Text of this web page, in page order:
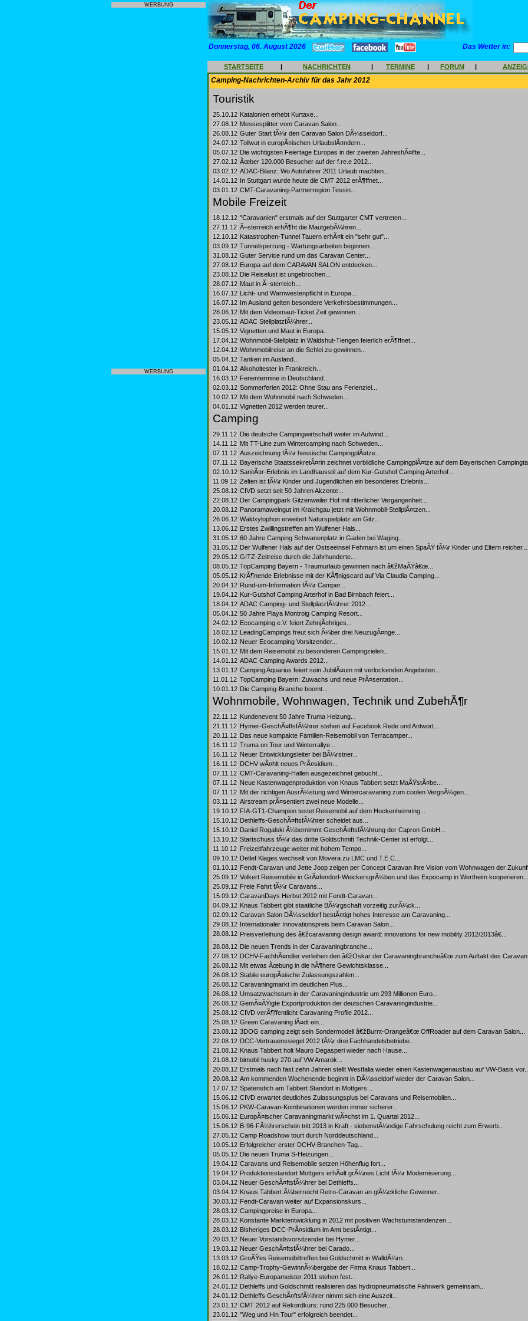
WERBUNG
WERBUNG
Donnerstag, 06. August 2026 Das Wetter in:
STARTSEITE | NACHRICHTEN | TERMINE | FORUM |
Camping-Nachrichten-Archiv für das Jahr 2012
Touristik
25.10.12 Katalonien erhebt Kurtaxe...
27.08.12 Messesplitter vom Caravan Salon...
26.08.12 Guter Start fÃ¼r den Caravan Salon DÃ¼sseldorf...
24.07.12 Tollwut in europÃ¤ischen UrlaubslÃ¤ndern...
05.07.12 Die wichtigsten Feiertage Europas in der zweiten JahreshÃ¤lfte...
27.02.12 Ãœber 120.000 Besucher auf der f.re.e 2012...
03.02.12 ADAC-Bilanz: Wo Autofahrer 2011 Urlaub machten...
14.01.12 In Stuttgart wurde heute die CMT 2012 erÃ¶ffnet...
03.01.12 CMT-Caravaning-Partnerregion Tessin...
Mobile Freizeit
18.12.12 "Caravanien" erstmals auf der Stuttgarter CMT vertreten...
27.11.12 Ã–sterreich erhÃ¶ht die MautgebÃ¼hren...
12.10.12 Katastrophen-Tunnel Tauern erhÃ¤lt ein "sehr gut"...
03.09.12 Tunnelsperrung - Wartungsarbeiten beginnen...
31.08.12 Guter Service rund um das Caravan Center...
27.08.12 Europa auf dem CARAVAN SALON entdecken...
23.08.12 Die Reiselust ist ungebrochen...
28.07.12 Maut in Ã–sterreich...
16.07.12 Licht- und Warnwestenpflicht in Europa...
16.07.12 Im Ausland gelten besondere Verkehrsbestimmungen...
28.06.12 Mit dem Videomaut-Ticket Zeit gewinnen...
23.05.12 ADAC StellplatzfÃ¼hrer...
15.05.12 Vignetten und Maut in Europa...
17.04.12 Wohnmobil-Stellplatz in Waldshut-Tiengen feierlich erÃ¶ffnet...
12.04.12 Wohnmobilreise an die Schlei zu gewinnen...
05.04.12 Tanken im Ausland...
01.04.12 Alkoholtester in Frankreich...
16.03.12 Ferientermine in Deutschland...
02.03.12 Sommerferien 2012: Ohne Stau ans Ferienziel...
10.02.12 Mit dem Wohnmobil nach Schweden...
04.01.12 Vignetten 2012 werden teurer...
Camping
29.11.12 Die deutsche Campingwirtschaft weiter im Aufwind...
14.11.12 Mit TT-Line zum Wintercamping nach Schweden...
07.11.12 Auszeichnung fÃ¼r hessische CampingplÃ¤tze...
07.11.12 Bayerische StaatssekretÃ¤rin zeichnet vorbildliche CampingplÃ¤tze auf dem Bayerischen
02.10.12 SanitÃ¤r-Erlebnis im Landhausstil auf dem Kur-Gutshof Camping Arterhof...
11.09.12 Zelten ist fÃ¼r Kinder und Jugendlichen ein besonderes Erlebnis...
25.08.12 CIVD setzt seit 50 Jahren Akzente...
22.08.12 Der Campingpark Gitzenweiler Hof mit ritterlicher Vergangenheit...
20.08.12 Panoramaweingut im Kraichgau jetzt mit Wohnmobil-StellplÃ¤tzen...
26.06.12 Waldxylophon erweitert Naturspielplatz am Gitz...
13.06.12 Erstes Zwillingstreffen am Wulfener Hals...
31.05.12 60 Jahre Camping Schwanenplatz in Gaden bei Waging...
31.05.12 Der Wulfener Hals auf der Ostseeinsel Fehmarn ist um einen SpaÃŸ fÃ¼r Kinder und Eltern reicher...
29.05.12 GITZ-Zeitreise durch die Jahrhunderte...
08.05.12 TopCamping Bayern - Traumurlaub gewinnen nach â€žMaÃŸâ€œ...
05.05.12 KrÃ¶nende Erlebnisse mit der KÃ¶nigscard auf Via Claudia Camping...
20.04.12 Rund-um-Information fÃ¼r Camper...
19.04.12 Kur-Gutshof Camping Arterhof in Bad Birnbach feiert...
18.04.12 ADAC Camping- und StellplatzfÃ¼hrer 2012...
05.04.12 50 Jahre Playa Montroig Camping Resort...
24.02.12 Ecocamping e.V. feiert ZehnjÃ¤hriges...
18.02.12 LeadingCampings freut sich Ã¼ber drei NeuzugÃ¤nge...
10.02.12 Neuer Ecocamping Vorsitzender...
15.01.12 Mit dem Reisemobil zu besonderen Campingzielen...
14.01.12 ADAC Camping Awards 2012...
13.01.12 Camping Aquarius feiert sein JubilÃ¤um mit verlockenden Angeboten...
11.01.12 TopCamping Bayern: Zuwachs und neue PrÃ¤sentation...
10.01.12 Die Camping-Branche boomt...
Wohnmobile, Wohnwagen, Technik und ZubehÃ¶r
22.11.12 Kundenevent 50 Jahre Truma Heizung...
21.11.12 Hymer-GeschÃ¤ftsfÃ¼hrer stehen auf Facebook Rede und Antwort...
20.11.12 Das neue kompakte Familien-Reisemobil von Terracamper...
16.11.12 Truma on Tour und Winterrallye...
16.11.12 Neuer Entwicklungsleiter bei BÃ¼rstner...
16.11.12 DCHV wÃ¤hlt neues PrÃ¤sidium...
07.11.12 CMT-Caravaning-Hallen ausgezeichnet gebucht...
07.11.12 Neue Kastenwagenproduktion von Knaus Tabbert setzt MaÃŸstÃ¤be...
07.11.12 Mit der richtigen AusrÃ¼stung wird Wintercaravaning zum coolen VergnÃ¼gen...
03.11.12 Airstream prÃ¤sentiert zwei neue Modelle...
19.10.12 FIA-GT1-Champion testet Reisemobil auf dem Hockenheimring...
15.10.12 Dethleffs-GeschÃ¤ftsfÃ¼hrer scheidet aus...
15.10.12 Daniel Rogalski Ã¼bernimmt GeschÃ¤ftsfÃ¼hrung der Capron GmbH...
13.10.12 Startschuss fÃ¼r das dritte Goldschmitt Technik-Center ist erfolgt...
11.10.12 Freizeitfahrzeuge weiter mit hohem Tempo...
09.10.12 Detlef Klages wechselt von Movera zu LMC und T.E.C....
01.10.12 Fendt-Caravan und Jette Joop zeigen per Concept Caravan ihre Vision vom Wohnwagen der
25.09.12 Volkert Reisemobile in GrÃ¤fendorf-WeickersgrÃ¼ben und das Expocamp in Wertheim kooperieren...
25.09.12 Freie Fahrt fÃ¼r Caravans...
15.09.12 CaravanDays Herbst 2012 mit Fendt-Caravan...
04.09.12 Knaus Tabbert gibt staatliche BÃ¼rgschaft vorzeitig zurÃ¼ck...
02.09.12 Caravan Salon DÃ¼sseldorf bestÃ¤tigt hohes Interesse am Caravaning...
29.08.12 Internationaler Innovationspreis beim Caravan Salon...
28.08.12 Preisverleihung des â€žcaravaning design award: innovations for new mobility 2012/2013â€...
28.08.12 Die neuen Trends in der Caravaningbranche...
27.08.12 DCHV-FachhÃ¤ndler verleihen den â€žOskar der Caravaningbrancheâ€œ zum Auftakt des Caravan
26.08.12 Mit etwas Ãœbung in die hÃ¶here Gewichtsklasse...
26.08.12 Stabile europÃ¤ische Zulassungszahlen...
26.08.12 Caravaningmarkt im deutlichen Plus...
26.08.12 Umsatzwachstum in der Caravaningindustrie um 293 Millionen Euro...
26.08.12 GemÃ¤ÃŸigte Exportproduktion der deutschen Caravaningindustrie...
25.08.12 CIVD verÃ¶ffentlicht Caravaning Profile 2012...
25.08.12 Green Caravaning lÃ¤dt ein...
23.08.12 3DOG camping zeigt sein Sondermodell â€žBurnt-Orangeâ€œ OffRoader auf dem Caravan Salon...
22.08.12 DCC-Vertrauenssiegel 2012 fÃ¼r drei Fachhandelsbetriebe...
21.08.12 Knaus Tabbert holt Mauro Degasperi wieder nach Hause...
21.08.12 bimobil husky 270 auf VW Amarok...
20.08.12 Erstmals nach fast zehn Jahren stellt Westfalia wieder einen Kastenwagenausbau auf VW-Basis vor...
20.08.12 Am kommenden Wochenende beginnt in DÃ¼sseldorf wieder der Caravan Salon...
17.07.12 Spatenstich am Tabbert Standort in Mottgers...
15.06.12 CIVD erwartet deutliches Zulassungsplus bei Caravans und Reisemobilen...
15.06.12 PKW‐Caravan‐Kombinationen werden immer sicherer...
15.06.12 EuropÃ¤ischer Caravaningmarkt wÃ¤chst im 1. Quartal 2012...
15.06.12 B‐96‐FÃ¼hrerschein tritt 2013 in Kraft ‐ siebenstÃ¼ndige Fahrschulung reicht zum Erwerb...
27.05.12 Camp Roadshow tourt durch Norddeutschland...
10.05.12 Erfolgreicher erster DCHV-Branchen-Tag...
05.05.12 Die neuen Truma S-Heizungen...
19.04.12 Caravans und Reisemobile setzen Höhenflug fort...
19.04.12 Produktionsstandort Mottgers erhÃ¤lt grÃ¼nes Licht fÃ¼r Modernisierung...
03.04.12 Neuer GeschÃ¤ftsfÃ¼hrer bei Dethleffs...
03.04.12 Knaus Tabbert Ã¼berreicht Retro-Caravan an glÃ¼ckliche Gewinner...
30.03.12 Fendt-Caravan weiter auf Expansionskurs...
28.03.12 Campingpreise in Europa...
28.03.12 Konstante Marktentwicklung in 2012 mit positiven Wachstumstendenzen...
28.03.12 Bisheriges DCC-PrÃ¤sidium im Amt bestÃ¤tigt...
20.03.12 Neuer Vorstandsvorsitzender bei Hymer...
19.03.12 Neuer GeschÃ¤ftsfÃ¼hrer bei Carado...
13.03.12 GroÃŸes Reisemobiltreffen bei Goldschmitt in WalldÃ¼rn...
18.02.12 Camp-Trophy-GewinnÃ¼bergabe der Firma Knaus Tabbert...
26.01.12 Rallye-Europameister 2011 stehen fest...
24.01.12 Dethleffs und Goldschmitt realisieren das hydropneumatische Fahrwerk gemeinsam...
24.01.12 Dethleffs GeschÃ¤ftsfÃ¼hrer nimmt sich eine Auszeit...
23.01.12 CMT 2012 auf Rekordkurs: rund 225.000 Besucher...
23.01.12 "Weg und Hin Tour" erfolgreich beendet...